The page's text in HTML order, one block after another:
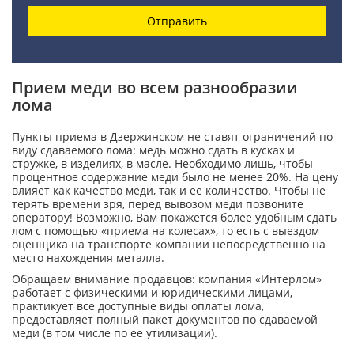
Отправить
Прием меди во всем разнообразии
лома
Пункты приема в Дзержинском не ставят ограничений по
виду сдаваемого лома: медь можно сдать в кусках и
стружке, в изделиях, в масле. Необходимо лишь, чтобы
процентное содержание меди было не менее 20%. На цену
влияет как качество меди, так и ее количество. Чтобы не
терять времени зря, перед вывозом меди позвоните
оператору! Возможно, Вам покажется более удобным сдать
лом с помощью «приема на колесах», то есть с выездом
оценщика на транспорте компании непосредственно на
место нахождения металла.
Обращаем внимание продавцов: компания «Интерлом»
работает с физическими и юридическими лицами,
практикует все доступные виды оплаты лома,
предоставляет полный пакет документов по сдаваемой
меди (в том числе по ее утилизации).